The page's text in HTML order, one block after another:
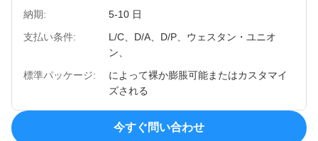
納期:
5-10 日
支払い条件:
L/C、D/A、D/P、ウェスタン・ユニオ
ン、
標準パッケージ:
によって裸か膨脹可能またはカスタマイ
ズされる
今すぐ問い合わせ